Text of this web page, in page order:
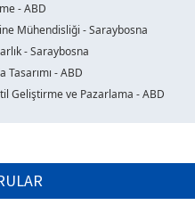
- ABD
Mühendisliği - Saraybosna
- Saraybosna
Tasarımı - ABD
Geliştirme ve Pazarlama - ABD